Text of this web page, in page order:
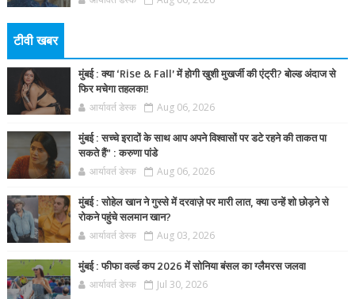
टीवी खबर
मुंबई : क्या ‘Rise & Fall’ में होगी खुशी मुखर्जी की एंट्री? बोल्ड अंदाज से
फिर मचेगा तहलका!
आर्यावर्त डेस्क Aug 06, 2026
मुंबई : सच्चे इरादों के साथ आप अपने विश्वासों पर डटे रहने की ताकत पा
सकते हैं” : करुणा पांडे
आर्यावर्त डेस्क Aug 06, 2026
मुंबई : सोहेल खान ने गुस्से में दरवाज़े पर मारी लात, क्या उन्हें शो छोड़ने से
रोकने पहुंचे सलमान खान?
आर्यावर्त डेस्क Aug 03, 2026
मुंबई : फीफा वर्ल्ड कप 2026 में सोनिया बंसल का ग्लैमरस जलवा
आर्यावर्त डेस्क Jul 30, 2026